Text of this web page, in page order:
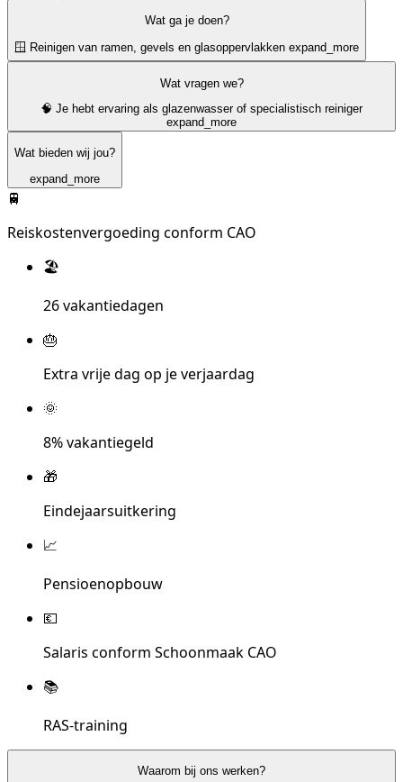
Wat ga je doen?
🪟 Reinigen van ramen, gevels en glasoppervlakken expand_more
Wat vragen we?
🧠 Je hebt ervaring als glazenwasser of specialistisch reiniger
expand_more
Wat bieden wij jou?
expand_more
🚆
Reiskostenvergoeding conform CAO
🏖️
26 vakantiedagen
🎂
Extra vrije dag op je verjaardag
🌞
8% vakantiegeld
🎁
Eindejaarsuitkering
📈
Pensioenopbouw
💶
Salaris conform Schoonmaak CAO
📚
RAS-training
Waarom bij ons werken?